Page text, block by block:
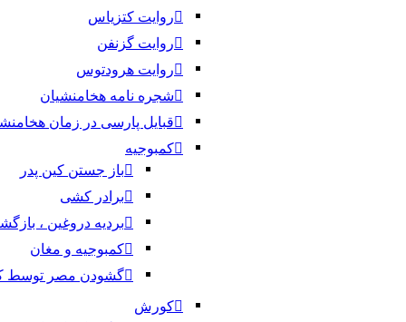
روایت کتزیاس
روایت گزنفن
روایت هرودتوس
شجره نامه هخامنشیان
قبایل پارسی در زمان
کمبوجیه
باز جستن کین پدر
برادر کشی
بردیه دروغین ،
کمبوجیه و مغان
گشودن مصر توسط
کورش